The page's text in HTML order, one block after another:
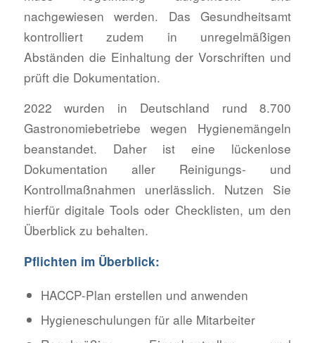
nachgewiesen werden. Das Gesundheitsamt
kontrolliert zudem in unregelmäßigen
Abständen die Einhaltung der Vorschriften und
prüft die Dokumentation.
2022 wurden in Deutschland rund 8.700
Gastronomiebetriebe wegen Hygienemängeln
beanstandet. Daher ist eine lückenlose
Dokumentation aller Reinigungs- und
Kontrollmaßnahmen unerlässlich. Nutzen Sie
hierfür digitale Tools oder Checklisten, um den
Überblick zu behalten.
Pflichten im Überblick:
HACCP-Plan erstellen und anwenden
Hygieneschulungen für alle Mitarbeiter